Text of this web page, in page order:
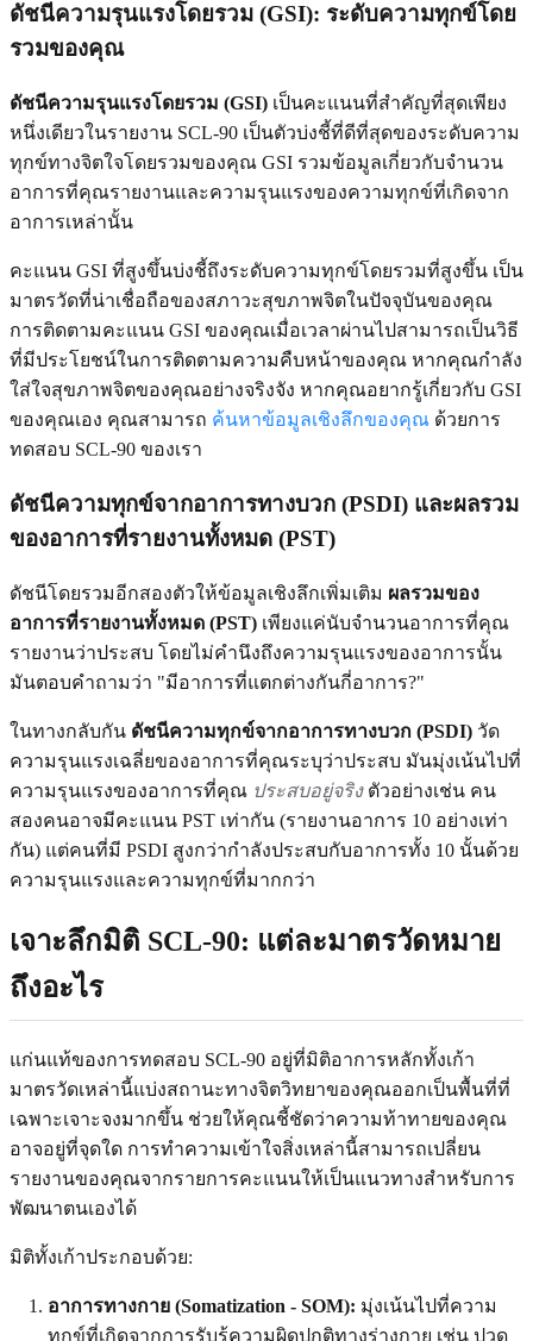
ดัชนีความรุนแรงโดยรวม (GSI): ระดับความทุกข์โดย
รวมของคุณ
ดัชนีความรุนแรงโดยรวม (GSI) เป็นคะแนนที่สำคัญที่สุดเพียง
หนึ่งเดียวในรายงาน SCL-90 เป็นตัวบ่งชี้ที่ดีที่สุดของระดับความ
ทุกข์ทางจิตใจโดยรวมของคุณ GSI รวมข้อมูลเกี่ยวกับจำนวน
อาการที่คุณรายงานและความรุนแรงของความทุกข์ที่เกิดจาก
อาการเหล่านั้น
คะแนน GSI ที่สูงขึ้นบ่งชี้ถึงระดับความทุกข์โดยรวมที่สูงขึ้น เป็น
มาตรวัดที่น่าเชื่อถือของสภาวะสุขภาพจิตในปัจจุบันของคุณ
การติดตามคะแนน GSI ของคุณเมื่อเวลาผ่านไปสามารถเป็นวิธี
ที่มีประโยชน์ในการติดตามความคืบหน้าของคุณ หากคุณกำลัง
ใส่ใจสุขภาพจิตของคุณอย่างจริงจัง หากคุณอยากรู้เกี่ยวกับ GSI
ของคุณเอง คุณสามารถ ค้นหาข้อมูลเชิงลึกของคุณ ด้วยการ
ทดสอบ SCL-90 ของเรา
ดัชนีความทุกข์จากอาการทางบวก (PSDI) และผลรวม
ของอาการที่รายงานทั้งหมด (PST)
ดัชนีโดยรวมอีกสองตัวให้ข้อมูลเชิงลึกเพิ่มเติม ผลรวมของ
อาการที่รายงานทั้งหมด (PST) เพียงแค่นับจำนวนอาการที่คุณ
รายงานว่าประสบ โดยไม่คำนึงถึงความรุนแรงของอาการนั้น
มันตอบคำถามว่า "มีอาการที่แตกต่างกันกี่อาการ?"
ในทางกลับกัน ดัชนีความทุกข์จากอาการทางบวก (PSDI) วัด
ความรุนแรงเฉลี่ยของอาการที่คุณระบุว่าประสบ มันมุ่งเน้นไปที่
ความรุนแรงของอาการที่คุณ ประสบอยู่จริงตัวอย่างเช่น คน
สองคนอาจมีคะแนน PST เท่ากัน (รายงานอาการ 10 อย่างเท่า
กัน) แต่คนที่มี PSDI สูงกว่ากำลังประสบกับอาการทั้ง 10 นั้นด้วย
ความรุนแรงและความทุกข์ที่มากกว่า
เจาะลึกมิติ SCL-90: แต่ละมาตรวัดหมาย
ถึงอะไร
แก่นแท้ของการทดสอบ SCL-90 อยู่ที่มิติอาการหลักทั้งเก้า
มาตรวัดเหล่านี้แบ่งสถานะทางจิตวิทยาของคุณออกเป็นพื้นที่ที่
เฉพาะเจาะจงมากขึ้น ช่วยให้คุณชี้ชัดว่าความท้าทายของคุณ
อาจอยู่ที่จุดใด การทำความเข้าใจสิ่งเหล่านี้สามารถเปลี่ยน
รายงานของคุณจากรายการคะแนนให้เป็นแนวทางสำหรับการ
พัฒนาตนเองได้
มิติทั้งเก้าประกอบด้วย:
อาการทางกาย (Somatization - SOM): มุ่งเน้นไปที่ความ
ทุกข์ที่เกิดจากการรับรู้ความผิดปกติทางร่างกาย เช่น ปวด